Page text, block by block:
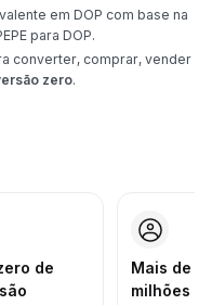
em DOP com base na
para DOP.
converter, comprar, vender
zero.
de
Mais de
milhões